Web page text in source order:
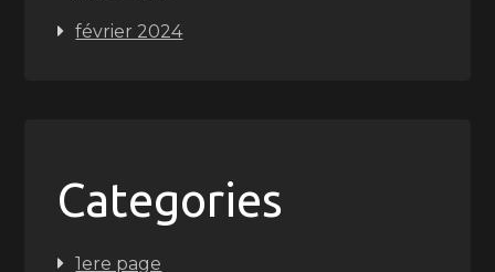
février 2024
Categories
1ere page